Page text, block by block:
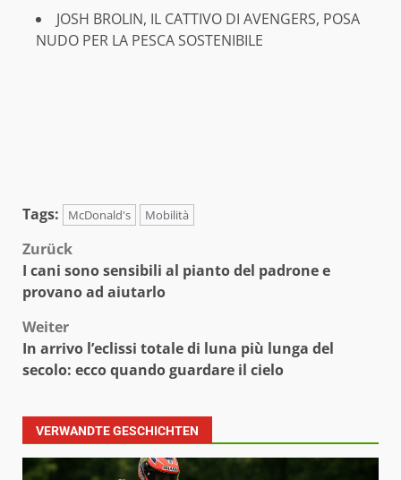
JOSH BROLIN, IL CATTIVO DI AVENGERS, POSA
NUDO PER LA PESCA SOSTENIBILE
Tags: McDonald's Mobilità
Beitragsnavigation
Zurück
I cani sono sensibili al pianto del padrone e
provano ad aiutarlo
Weiter
In arrivo l’eclissi totale di luna più lunga del
secolo: ecco quando guardare il cielo
VERWANDTE GESCHICHTEN